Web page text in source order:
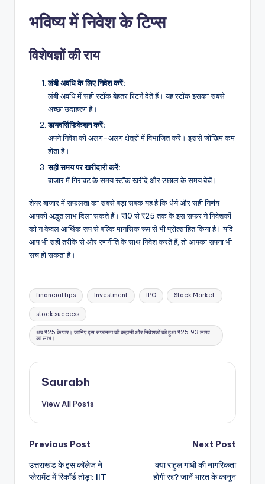
भविष्य में निवेश के टिप्स
विशेषज्ञों की राय
लंबी अवधि के लिए निवेश करें:
लंबी अवधि में सही स्टॉक बेहतर रिटर्न देते हैं। यह स्टॉक इसका सबसे
अच्छा उदाहरण है।
डायवर्सिफिकेशन करें:
अपने निवेश को अलग-अलग क्षेत्रों में विभाजित करें। इससे जोखिम कम
होता है।
सही समय पर खरीदारी करें:
बाजार में गिरावट के समय स्टॉक खरीदें और उछाल के समय बेचें।
शेयर बाजार में सफलता का सबसे बड़ा सबक यह है कि धैर्य और सही निर्णय
आपको अद्भुत लाभ दिला सकते हैं। ₹10 से ₹25 तक के इस सफर ने निवेशकों
को न केवल आर्थिक रूप से बल्कि मानसिक रूप से भी प्रोत्साहित किया है। यदि
आप भी सही तरीके से और रणनीति के साथ निवेश करते हैं, तो आपका सपना भी
सच हो सकता है।
Tags:
financial tips Investment IPO Stock Market
stock success
अब ₹25 के पार। जानिए इस सफलता की कहानी और निवेशकों को हुआ ₹25.93 लाख
का लाभ।
Saurabh
View All Posts
Post
navigation
Previous Post
उत्तराखंड के इस कॉलेज ने
प्लेसमेंट में रिकॉर्ड तोड़ा: IIT
Next Post
क्या राहुल गांधी की नागरिकता
होगी रद्द? जानें भारत के कानून